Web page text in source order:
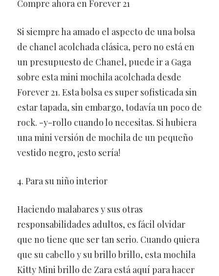
Compre ahora en Forever 21
Si siempre ha amado el aspecto de una bolsa
de chanel acolchada clásica, pero no está en
un presupuesto de Chanel, puede ir a Gaga
sobre esta mini mochila acolchada desde
Forever 21. Esta bolsa es super sofisticada sin
estar tapada, sin embargo, todavía un poco de
rock. -y-rollo cuando lo necesitas. Si hubiera
una mini versión de mochila de un pequeño
vestido negro, ¡esto sería!
4. Para su niño interior
Haciendo malabares y sus otras
responsabilidades adultos, es fácil olvidar
que no tiene que ser tan serio. Cuando quiera
que su cabello y su brillo brillo, esta mochila
Kitty Mini brillo de Zara está aquí para hacer